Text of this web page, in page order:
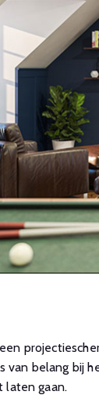
van belang bij
laten gaan.